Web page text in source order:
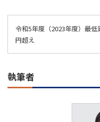
令和5年度（2023年度）最
円超え
執筆者